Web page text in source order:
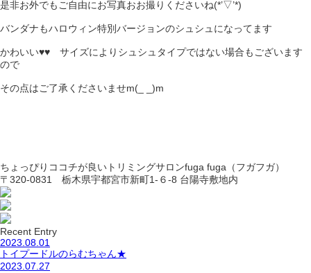
是非お外でもご自由にお写真おお撮りくださいね(*’▽’*)
バンダナもハロウィン特別バージョンのシュシュになってます
かわいい♥♥ サイズによりシュシュタイプではない場合もございます
ので
その点はご了承くださいませm(_ _)m
ちょっぴりココチが良いトリミングサロンfuga fuga（フガフガ）
〒320-0831 栃木県宇都宮市新町1-６-8 台陽寺敷地内
Recent Entry
2023.08.01
トイプードルのらむちゃん★
2023.07.27